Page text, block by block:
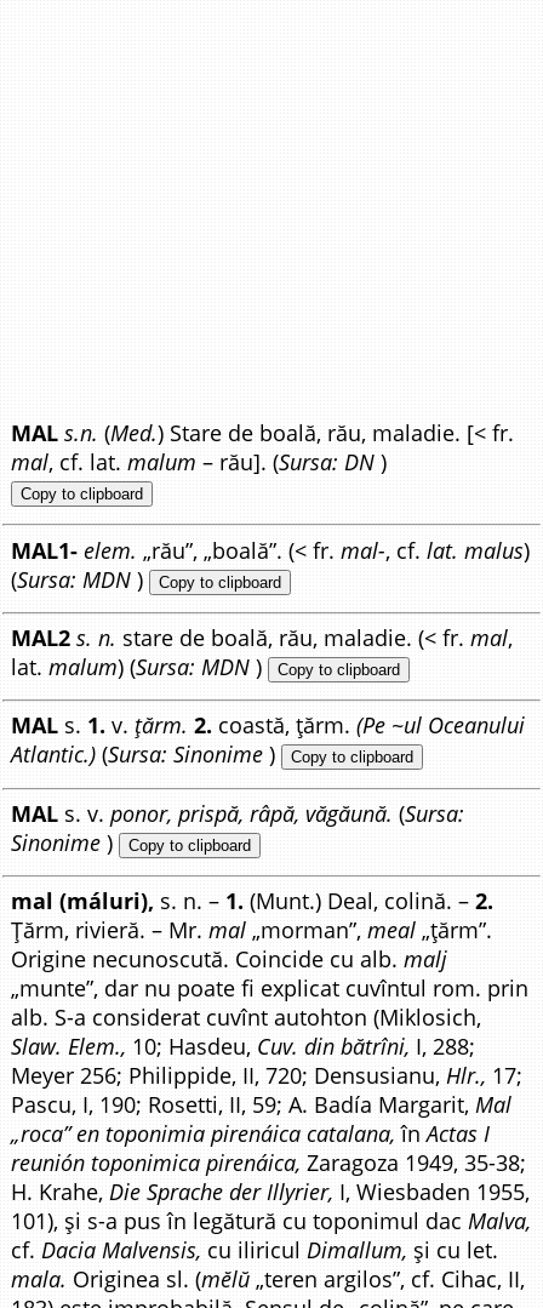
MAL s.n. (Med.) Stare de boală, rău, maladie. [< fr.
mal, cf. lat.malum – rău]. (Sursa: DN )
Copy to clipboard
MAL1- elem. „rău”, „boală”. (< fr.mal-, cf.lat. malus)
(Sursa: MDN ) Copy to clipboard
MAL2 s. n. stare de boală, rău, maladie. (< fr.mal,
lat.malum) (Sursa: MDN ) Copy to clipboard
MAL s. 1. v. țărm. 2. coastă, țărm.(Pe ~ul Oceanului
Atlantic.) (Sursa: Sinonime ) Copy to clipboard
MAL s. v.ponor, prispă, râpă, văgăună. (Sursa:
Sinonime ) Copy to clipboard
mal (máluri), s. n. – 1. (Munt.) Deal, colină. –2.
Țărm, rivieră. – Mr.mal „morman”,meal „țărm”.
Origine necunoscută. Coincide cu alb.malj
„munte”, dar nu poate fi explicat cuvîntul rom. prin
alb. S-a considerat cuvînt autohton (Miklosich,
Slaw. Elem., 10; Hasdeu, Cuv. din bătrîni, I, 288;
Meyer 256; Philippide, II, 720; Densusianu,Hlr., 17;
Pascu, I, 190; Rosetti, II, 59; A. Badía Margarit,Mal
„roca” en toponimia pirenáica catalana, înActas I
reunión toponimica pirenáica, Zaragoza 1949, 35-38;
H. Krahe,Die Sprache der Illyrier, I, Wiesbaden 1955,
101), și s-a pus în legătură cu toponimul dacMalva,
cf.Dacia Malvensis, cu iliriculDimallum, și cu let.
mala. Originea sl. (mĕlŭ „teren argilos”, cf. Cihac, II,